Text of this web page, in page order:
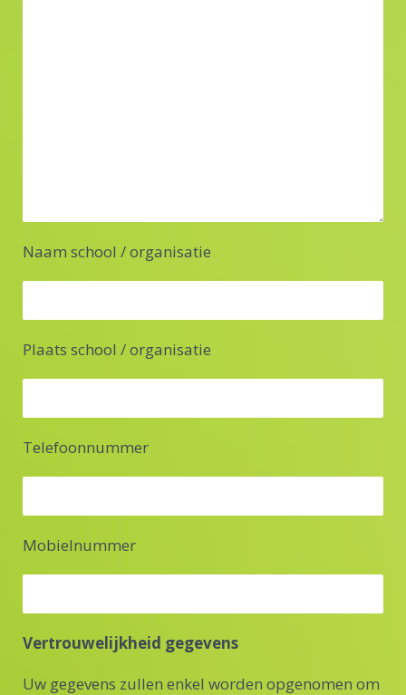
Naam school / organisatie
Plaats school / organisatie
Telefoonnummer
Mobielnummer
Vertrouwelijkheid gegevens
Uw gegevens zullen enkel worden opgenomen om